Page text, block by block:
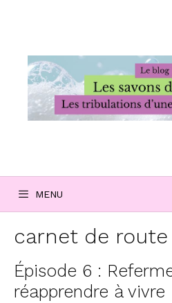
MENU
carnet de route
Épisode 6 :
réapprendre à vivre